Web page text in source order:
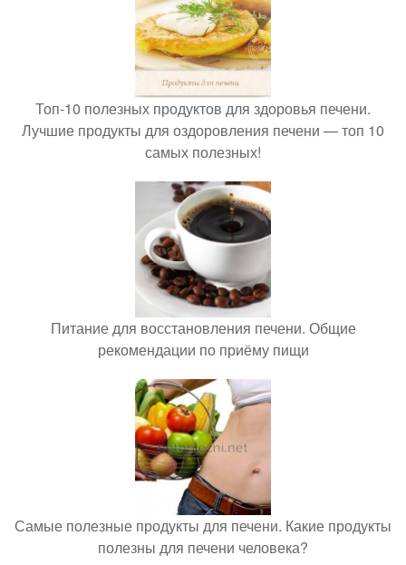
Топ-10 полезных продуктов для здоровья печени.
Лучшие продукты для оздоровления печени — топ 10
самых полезных!
Питание для восстановления печени. Общие
рекомендации по приёму пищи
Самые полезные продукты для печени. Какие продукты
полезны для печени человека?